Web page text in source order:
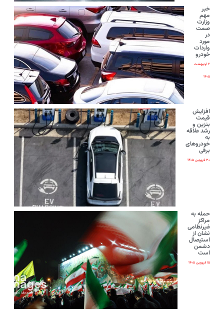
خبر
مهم
وزارت
صمت
در
مورد
واردات
خودرو
۲ اردیبهشت
۱۴۰۵
افزایش
قیمت
بنزین و
رشد علاقه
به
خودروهای
برقی
۳۰ فروردین ۱۴۰۵
حمله به
مراکز
غیرنظامی
نشان از
استیصال
دشمن
است
۱۵ فروردین ۱۴۰۵